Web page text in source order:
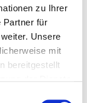
zu Ihrer
Partner für
Unsere
mit
bereitgestellt